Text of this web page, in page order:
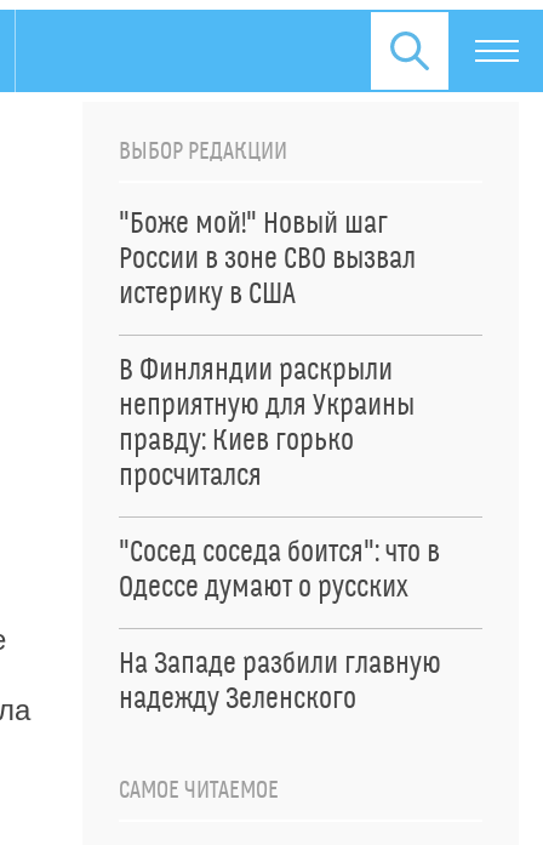
ВЫБОР РЕДАКЦИИ
"Боже мой!" Новый шаг
России в зоне СВО вызвал
истерику в США
В Финляндии раскрыли
неприятную для Украины
правду: Киев горько
просчитался
"Сосед соседа боится": что в
Одессе думают о русских
На Западе разбили главную
надежду Зеленского
САМОЕ ЧИТАЕМОЕ